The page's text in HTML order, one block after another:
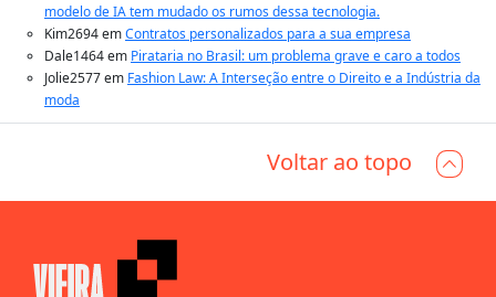
modelo de IA tem mudado os rumos dessa tecnologia.
Kim2694emContratos personalizados para a sua empresa
Dale1464em Pirataria no Brasil: um problema grave e caro a todos
Jolie2577em Fashion Law: A Interseção entre o Direito e a Indústria da
moda
Voltar ao topo